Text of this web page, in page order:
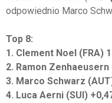
odpowiednio Marco
Top 8:
1. Clement Noel (FRA)
2. Ramon Zenhaeusern
3. Marco Schwarz
4. Luca Aerni (SUI)